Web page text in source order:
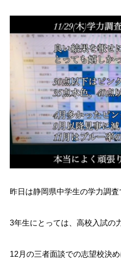
昨日は静岡県中学生の学力調査
3年生にとっては、高校入試の
12月の三者面談での志望校決め